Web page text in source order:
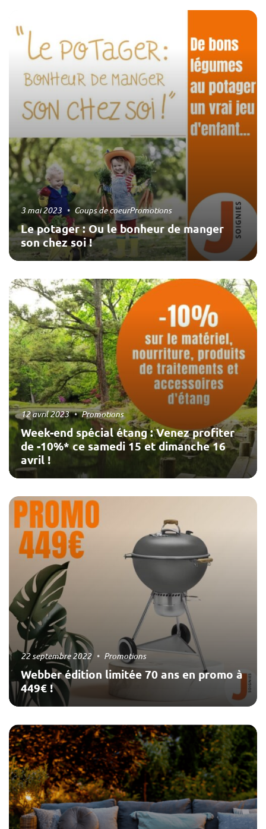
Le potager : Ou le bonheur de manger
son chez soi !
3 mai 2023 Coups de coeurPromotions
Week-end spécial étang : Venez profiter
de -10%* ce samedi 15 et dimanche 16
avril !
12 avril 2023 Promotions
Webber édition limitée 70 ans en promo à
449€ !
22 septembre 2022 Promotions